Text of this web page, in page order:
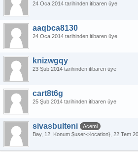
24 Oca 2014 tarihinden itibaren üye
aaqbca8130
24 Oca 2014 tarihinden itibaren üye
knizwgqy
23 Şub 2014 tarihinden itibaren üye
cart8t6g
25 Şub 2014 tarihinden itibaren üye
sivasbulteni
Acemi
Bay 12 Konum $user->location} 22 Tem